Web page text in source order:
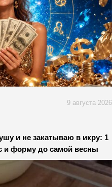
9 августа 2026
и не закатываю в икру: 1
и форму до самой весны